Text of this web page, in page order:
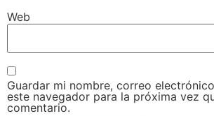
Web
Guardar mi nombre, correo
este navegador para la próxima vez
comentario.